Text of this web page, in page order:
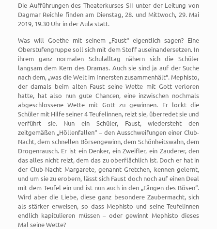
Die Aufführungen des Theaterkurses SII unter der Leitung von
Dagmar Reichle finden am Dienstag, 28. und Mittwoch, 29. Mai
2019, 19.30 Uhr in der Aula statt.
Was will Goethe mit seinem „Faust“ eigentlich sagen? Eine
Oberstufengruppe soll sich mit dem Stoff auseinandersetzen. In
ihrem ganz normalen Schulalltag nähern sich die Schüler
langsam dem Kern des Dramas. Auch sie sind ja auf der Suche
nach dem, „was die Welt im Innersten zusammenhält“. Mephisto,
der damals beim alten Faust seine Wette mit Gott verloren
hatte, hat also nun gute Chancen, eine inzwischen nochmals
abgeschlossene Wette mit Gott zu gewinnen. Er lockt die
Schüler mit Hilfe seiner 4 Teufelinnen, reizt sie, überredet sie und
verführt sie. Nun ein Schüler, Faust, wiedersteht den
zeitgemäßen „Höllenfallen“ – den Ausschweifungen einer Club-
Nacht, dem schnellen Börsengewinn, dem Schönheitswahn, dem
Drogenrausch. Er ist ein Denker, ein Zweifler, ein Zauderer, den
das alles nicht reizt, dem das zu oberflächlich ist. Doch er hat in
der Club-Nacht Margarete, genannt Gretchen, kennen gelernt,
und um sie zu erobern, lässt sich Faust doch noch auf einen Deal
mit dem Teufel ein und ist nun auch in den „Fängen des Bösen“.
Wird aber die Liebe, diese ganz besondere Zaubermacht, sich
als stärker erweisen, so dass Mephisto und seine Teufelinnen
endlich kapitulieren müssen – oder gewinnt Mephisto dieses
Mal seine Wette?